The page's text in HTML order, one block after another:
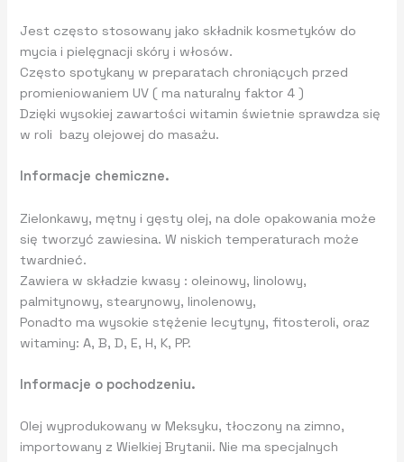
Jest często stosowany jako składnik kosmetyków do
mycia i pielęgnacji skóry i włosów.
Często spotykany w preparatach chroniących przed
promieniowaniem UV ( ma naturalny faktor 4 )
Dzięki wysokiej zawartości witamin świetnie sprawdza się
w roli bazy olejowej do masażu.
Informacje chemiczne.
Zielonkawy, mętny i gęsty olej, na dole opakowania może
się tworzyć zawiesina. W niskich temperaturach może
twardnieć.
Zawiera w składzie kwasy : oleinowy, linolowy,
palmitynowy, stearynowy, linolenowy,
Ponadto ma wysokie stężenie lecytyny, fitosteroli, oraz
witaminy: A, B, D, E, H, K, PP.
Informacje o pochodzeniu.
Olej wyprodukowany w Meksyku, tłoczony na zimno,
importowany z Wielkiej Brytanii. Nie ma specjalnych